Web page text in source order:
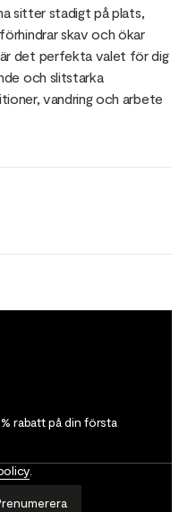
sitter stadigt på plats,
skav och ökar
det perfekta valet för dig
och slitstarka
vandring och arbete
rabatt på din första